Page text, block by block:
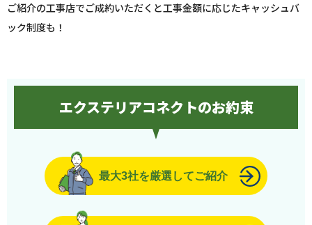
ご紹介の工事店でご成約いただくと工事金額に応じたキャッシュバ
ック制度も！
エクステリアコネクトのお約束
最大3社を厳選してご紹介